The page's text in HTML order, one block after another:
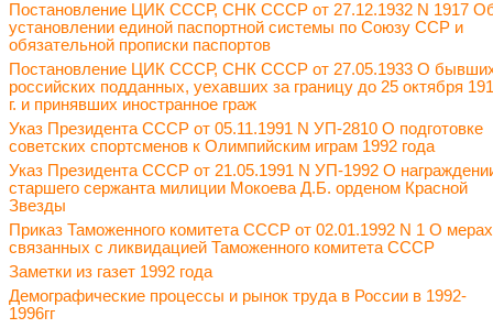
Постановление ЦИК СССР, СНК СССР от 27.12.1932 N 1917
установлении единой паспортной системы по Союзу ССР и
обязательной прописки паспортов
Постановление ЦИК СССР, СНК СССР от 27.05.1933 О
российских подданных, уехавших за границу до 25 октября
г. и принявших иностранное граж
Указ Президента СССР от 05.11.1991 N УП-2810 О подготовке
советских спортсменов к Олимпийским играм 1992 года
Указ Президента СССР от 21.05.1991 N УП-1992 О
старшего сержанта милиции Мокоева Д.Б. орденом Красной
Звезды
Приказ Таможенного комитета СССР от 02.01.1992 N 1 О
связанных с ликвидацией Таможенного комитета СССР
Заметки из газет 1992 года
Демографические процессы и рынок труда в России в 1992-
1996гг